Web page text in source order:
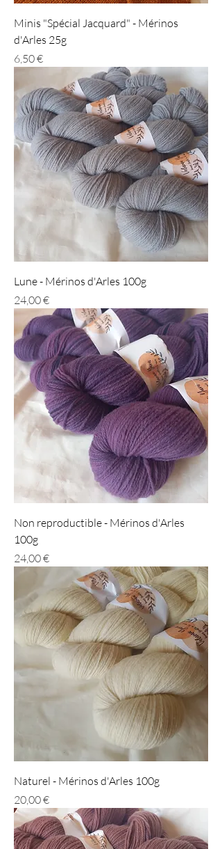
Minis "Spécial Jacquard" - Mérinos
d'Arles 25g
Prix
6,50 €
Lune - Mérinos d'Arles 100g
Prix
24,00 €
Non reproductible - Mérinos d'Arles
100g
Prix
24,00 €
Naturel - Mérinos d'Arles 100g
Prix
20,00 €